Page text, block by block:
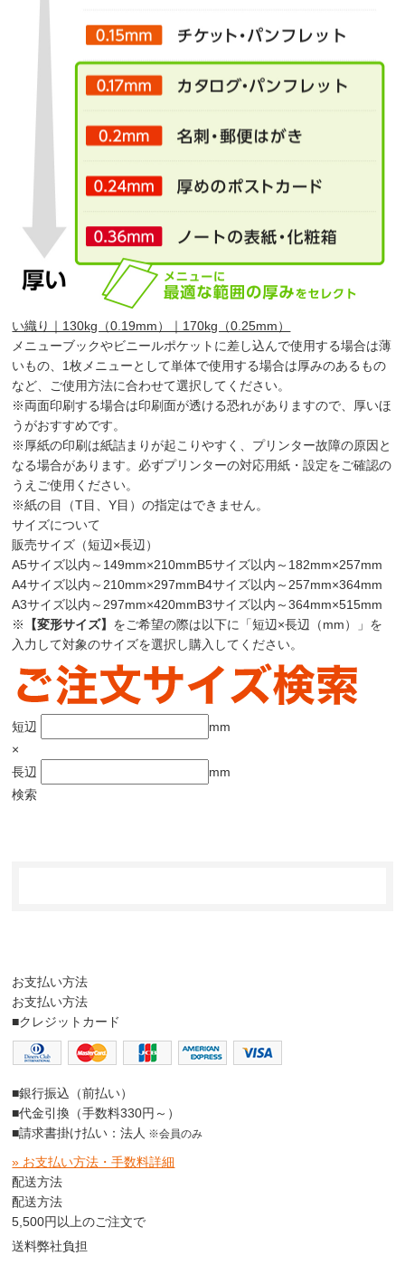
い織り｜130kg（0.19mm）｜170kg（0.25mm）
メニューブックやビニールポケットに差し込んで使用する場合は薄
いもの、1枚メニューとして単体で使用する場合は厚みのあるもの
など、ご使用方法に合わせて選択してください。
※両面印刷する場合は印刷面が透ける恐れがありますので、厚いほ
うがおすすめです。
※厚紙の印刷は紙詰まりが起こりやすく、プリンター故障の原因と
なる場合があります。必ずプリンターの対応用紙・設定をご確認の
うえご使用ください。
※紙の目（T目、Y目）の指定はできません。
サイズについて
販売サイズ（短辺×長辺）
A5サイズ以内 ～149mm×210mmB5サイズ以内 ～182mm×257mm
A4サイズ以内 ～210mm×297mmB4サイズ以内 ～257mm×364mm
A3サイズ以内 ～297mm×420mmB3サイズ以内 ～364mm×515mm
※
【変形サイズ】 をご希望の際は以下に 「短辺×長辺（mm）」 を
入力して対象のサイズを選択し購入してください。
短辺
mm
×
長辺
mm
検索
お支払い方法
お支払い方法
■クレジットカード
■銀行振込（前払い）
■代金引換（手数料330円～）
■請求書掛け払い：法人 ※会員のみ
» お支払い方法・手数料詳細
配送方法
配送方法
5,500円以上のご注文で
送料弊社負担